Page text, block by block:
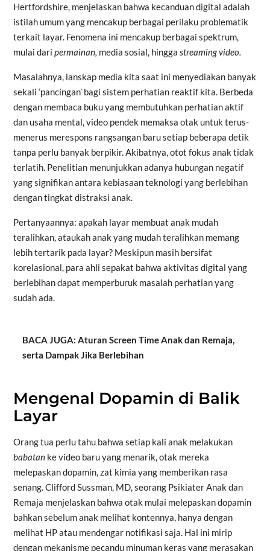
Hertfordshire, menjelaskan bahwa kecanduan digital adalah
istilah umum yang mencakup berbagai perilaku problematik
terkait layar. Fenomena ini mencakup berbagai spektrum,
mulai dari permainan, media sosial, hingga streaming video.
Masalahnya, lanskap media kita saat ini menyediakan banyak
sekali ‘pancingan’ bagi sistem perhatian reaktif kita. Berbeda
dengan membaca buku yang membutuhkan perhatian aktif
dan usaha mental, video pendek memaksa otak untuk terus-
menerus merespons rangsangan baru setiap beberapa detik
tanpa perlu banyak berpikir.Akibatnya, otot fokus anak tidak
terlatih. Penelitian menunjukkan adanya hubungan negatif
yang signifikan antara kebiasaan teknologi yang berlebihan
dengan tingkat distraksi anak.
Pertanyaannya: apakah layar membuat anak mudah
teralihkan, ataukah anak yang mudah teralihkan memang
lebih tertarik pada layar? Meskipun masih bersifat
korelasional, para ahli sepakat bahwa aktivitas digital yang
berlebihan dapat memperburuk masalah perhatian yang
sudah ada.
BACA JUGA: Aturan Screen Time Anak dan Remaja,
serta Dampak Jika Berlebihan
Mengenal Dopamin di Balik
Layar
Orang tua perlu tahu bahwa setiap kali anak melakukan
babatanke video baru yang menarik, otak mereka
melepaskan dopamin, zat kimia yang memberikan rasa
senang. Clifford Sussman, MD, seorang Psikiater Anak dan
Remaja menjelaskan bahwa otak mulai melepaskan dopamin
bahkan sebelum anak melihat kontennya, hanya dengan
melihat HP atau mendengar notifikasi saja. Hal ini mirip
dengan mekanisme pecandu minuman keras yang merasakan